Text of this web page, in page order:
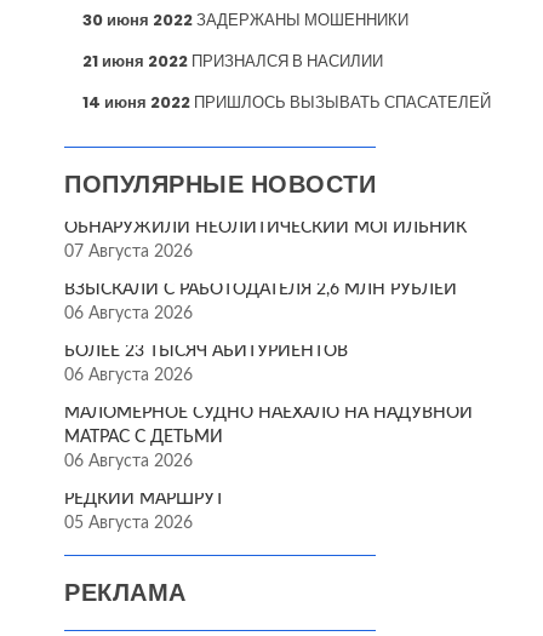
30 июня 2022ЗАДЕРЖАНЫ МОШЕННИКИ
21 июня 2022 ПРИЗНАЛСЯ В НАСИЛИИ
14 июня 2022 ПРИШЛОСЬ ВЫЗЫВАТЬ СПАСАТЕЛЕЙ
ПОПУЛЯРНЫЕ НОВОСТИ
ОБНАРУЖИЛИ НЕОЛИТИЧЕСКИЙ МОГИЛЬНИК
07 Августа 2026
ВЗЫСКАЛИ С РАБОТОДАТЕЛЯ 2,6 МЛН РУБЛЕЙ
06 Августа 2026
БОЛЕЕ 23 ТЫСЯЧ АБИТУРИЕНТОВ
06 Августа 2026
МАЛОМЕРНОЕ СУДНО НАЕХАЛО НА НАДУВНОЙ
МАТРАС С ДЕТЬМИ
06 Августа 2026
РЕДКИЙ МАРШРУТ
05 Августа 2026
РЕКЛАМА